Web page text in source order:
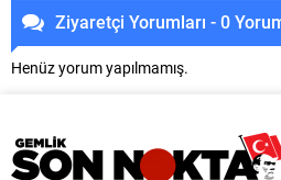
Ziyaretçi Yorumları - 0
Henüz yorum yapılmamış.